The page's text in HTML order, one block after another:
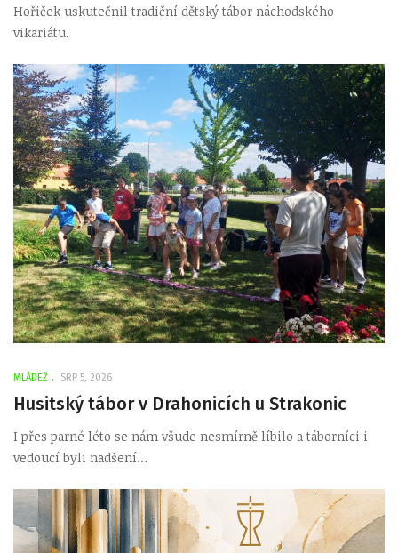
Hořiček uskutečnil tradiční dětský tábor náchodského
vikariátu.
MLÁDEŽ SRP 5, 2026
Husitský tábor v Drahonicích u Strakonic
I přes parné léto se nám všude nesmírně líbilo a táborníci i
vedoucí byli nadšení…